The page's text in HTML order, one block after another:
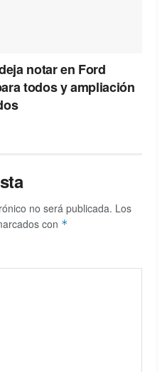
notar en Ford
todos y ampliación
no será publicada. Los
con *